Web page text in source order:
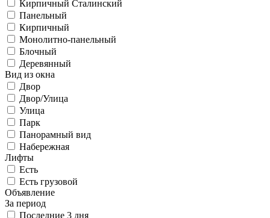
Кирпичный Сталинский
Панельный
Кирпичный
Монолитно-панельный
Блочный
Деревянный
Вид из окна
Двор
Двор/Улица
Улица
Парк
Панорамный вид
Набережная
Лифты
Есть
Есть грузовой
Объявление
За период
Последние 3 дня